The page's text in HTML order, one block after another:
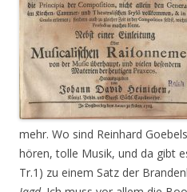
mehr. Wo sind Reinhard
hören, tolle Musik, und da gibt
Tr.1) zu einem Satz der